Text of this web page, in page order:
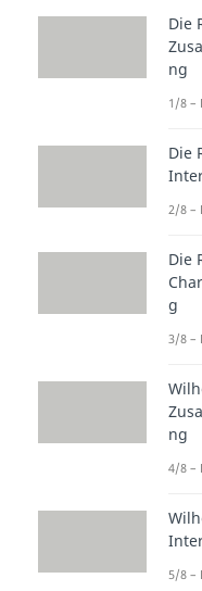
Die
ng
1/8 –
Die
2/8 –
Die
g
3/8 –
ng
4/8 –
5/8 –